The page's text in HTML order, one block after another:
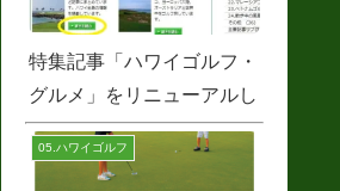
特集記事「ハワイゴルフ・
グルメ」をリニューアルし
ました
05.ハワイゴルフ